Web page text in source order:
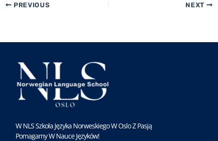
PREVIOUS NEXT
W NLS Szkoła Języka Norweskiego W Oslo Z Pasją
Pomagamy W Nauce Języków!